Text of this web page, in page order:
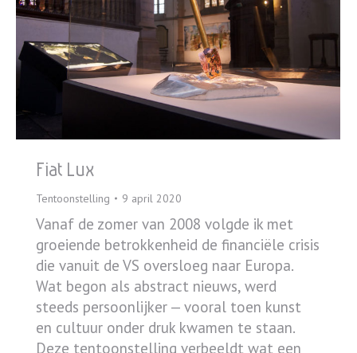
Fiat Lux
Tentoonstelling 9 april 2020
Vanaf de zomer van 2008 volgde ik met
groeiende betrokkenheid de financiële crisis
die vanuit de VS oversloeg naar Europa.
Wat begon als abstract nieuws, werd
steeds persoonlijker — vooral toen kunst
en cultuur onder druk kwamen te staan.
Deze tentoonstelling verbeeldt wat een